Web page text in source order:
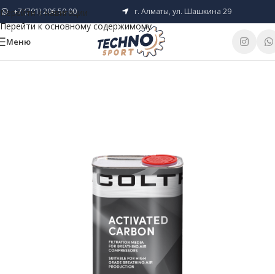
Перейти к навигации
Перейти к основному содержимому
+7 (701) 206 50 00 г. Алматы, ул. Шашкина 29
Меню